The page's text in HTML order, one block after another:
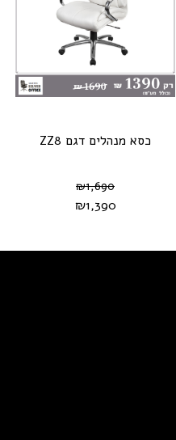
כסא מנהלים דגם ZZ8
₪1,690
₪1,390